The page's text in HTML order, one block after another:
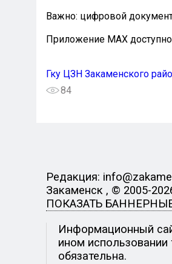
Важно: цифровой
Приложение МАХ доступно
Гку ЦЗН Закаменского
84
Редакция:
Закаменск , © 2005-
ПОКАЗАТЬ
Информационный
ином использовании
обязательна.